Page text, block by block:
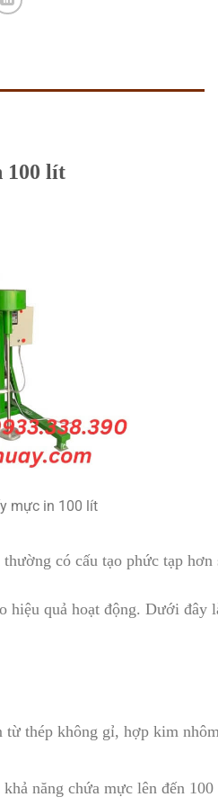
100 lít
mực in 100 lít
có cấu tạo phức tạp
hiệu quả hoạt động. Dưới đây
thép không gỉ, hợp kim
năng chứa mực lên đến